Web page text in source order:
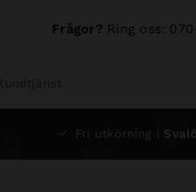
Frågor? Ring oss:
Fri utkörning i